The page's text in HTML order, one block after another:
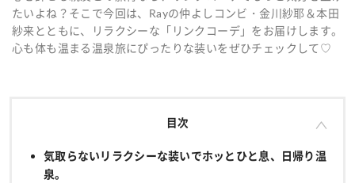
たいよね？そこで今回は、Rayの仲よしコンビ・金川紗耶＆本田
紗来とともに、リラクシーな「リンクコーデ」をお届けします。
心も体も温まる温泉旅にぴったりな装いをぜひチェックして♡
目次
気取らないリラクシーな装いでホッとひと息、日帰り温
泉。